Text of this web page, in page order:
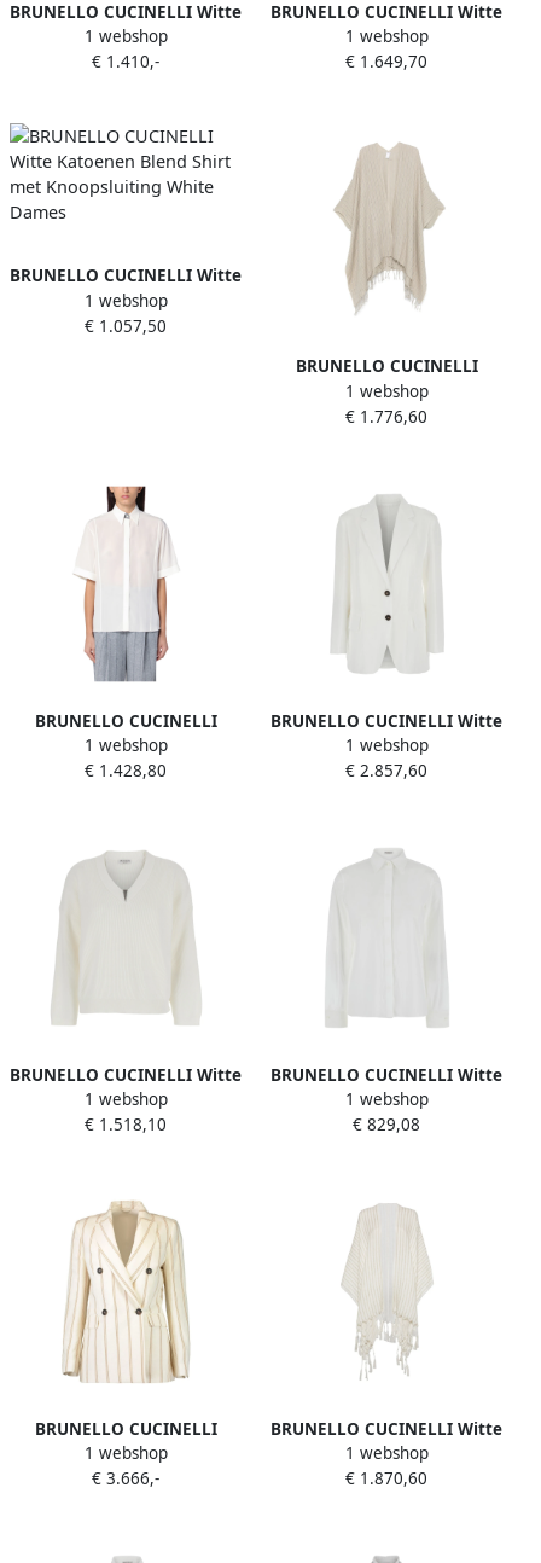
BRUNELLO CUCINELLI Witte
Geribbelde V-Hals Trui
White Dames
1 webshop
€ 1.410,-
BRUNELLO CUCINELLI Witte
Hoge Taille Wollen Broek
White Dames
1 webshop
€ 1.649,70
BRUNELLO CUCINELLI Witte
Katoenen Blend Shirt met
Knoopsluiting White Dames
1 webshop
€ 1.057,50
BRUNELLO CUCINELLI
Taupe Streep Patroon Korte
Cape White Dames
1 webshop
€ 1.776,60
BRUNELLO CUCINELLI
Stijlvolle Blouse voor
Vrouwen White Dames
1 webshop
€ 1.428,80
BRUNELLO CUCINELLI Witte
Jas met Monil Detail White
Dames
1 webshop
€ 2.857,60
BRUNELLO CUCINELLI Witte
V-hals trui met Monile
detail White Dames
1 webshop
€ 1.518,10
BRUNELLO CUCINELLI Witte
Shirt met Puntkraag van
Katoenmix White Dames
1 webshop
€ 829,08
BRUNELLO CUCINELLI
Stijlvolle Jassen voor
Mannen White Dames
1 webshop
€ 3.666,-
BRUNELLO CUCINELLI Witte
Kwastdetail Geknoopte
Lange Mouwen White
1 webshop
€ 1.870,60